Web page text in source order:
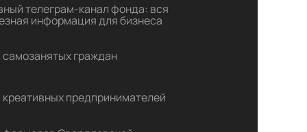
телеграм-канал фонда: вся
информация для бизнеса
граждан
предпринимателей